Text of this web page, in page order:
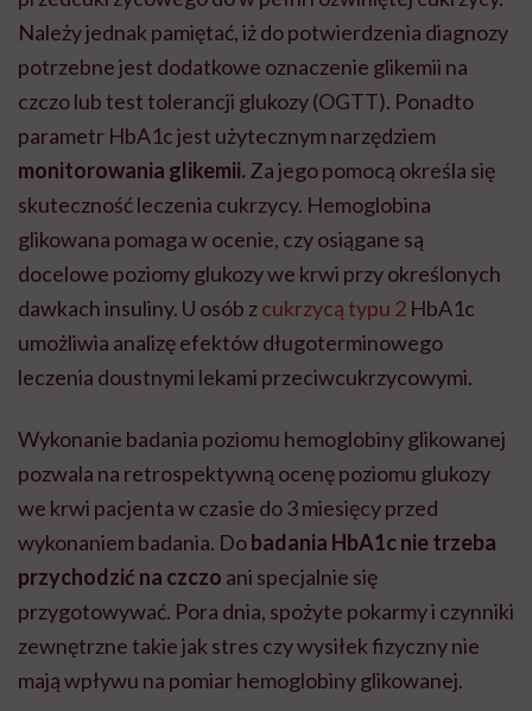
Należy jednak pamiętać, iż do potwierdzenia diagnozy
potrzebne jest dodatkowe oznaczenie glikemii na
czczo lub test tolerancji glukozy (OGTT). Ponadto
parametr HbA1c jest użytecznym narzędziem
monitorowania glikemii. Za jego pomocą określa się
skuteczność leczenia cukrzycy. Hemoglobina
glikowana pomaga w ocenie, czy osiągane są
docelowe poziomy glukozy we krwi przy określonych
dawkach insuliny. U osób zcukrzycą typu 2 HbA1c
umożliwia analizę efektów długoterminowego
leczenia doustnymi lekami przeciwcukrzycowymi.
Wykonanie badania poziomu hemoglobiny glikowanej
pozwala na retrospektywną ocenę poziomu glukozy
we krwi pacjenta w czasie do 3 miesięcy przed
wykonaniem badania. Dobadania HbA1c nie trzeba
przychodzić na czczo ani specjalnie się
przygotowywać. Pora dnia, spożyte pokarmy i czynniki
zewnętrzne takie jak stres czy wysiłek fizyczny nie
mają wpływu na pomiar hemoglobiny glikowanej.